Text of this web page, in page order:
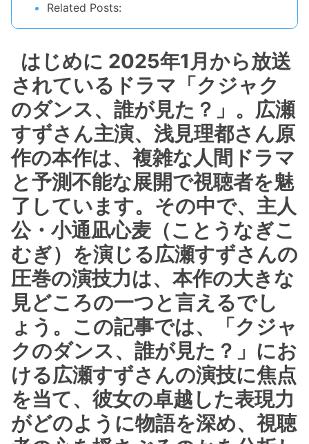
Related Posts:
はじめに 2025年1月から放送
されているドラマ「クジャク
のダンス、誰が見た？」。広瀬
すずさん主演、浅見理都さん原
作の本作は、複雑な人間ドラマ
と予測不能な展開で視聴者を魅
了しています。その中で、主人
公・小通凪心麦（ことうなぎこ
むぎ）を演じる広瀬すずさんの
圧巻の演技力は、本作の大きな
見どころの一つと言えるでし
ょう。この記事では、「クジャ
クのダンス、誰が見た？」にお
ける広瀬すずさんの演技に焦点
を当て、彼女の卓越した表現力
がどのように物語を深め、視聴